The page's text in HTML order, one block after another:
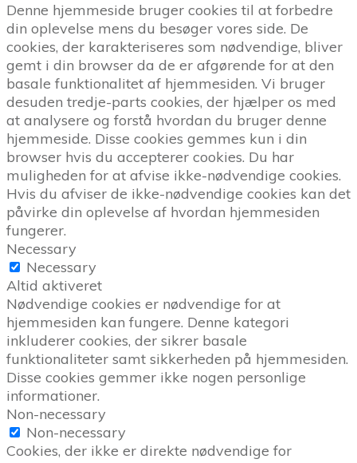
Denne hjemmeside bruger cookies til at forbedre
din oplevelse mens du besøger vores side. De
cookies, der karakteriseres som nødvendige, bliver
gemt i din browser da de er afgørende for at den
basale funktionalitet af hjemmesiden. Vi bruger
desuden tredje-parts cookies, der hjælper os med
at analysere og forstå hvordan du bruger denne
hjemmeside. Disse cookies gemmes kun i din
browser hvis du accepterer cookies. Du har
muligheden for at afvise ikke-nødvendige cookies.
Hvis du afviser de ikke-nødvendige cookies kan det
påvirke din oplevelse af hvordan hjemmesiden
fungerer.
Necessary
Necessary
Altid aktiveret
Nødvendige cookies er nødvendige for at
hjemmesiden kan fungere. Denne kategori
inkluderer cookies, der sikrer basale
funktionaliteter samt sikkerheden på hjemmesiden.
Disse cookies gemmer ikke nogen personlige
informationer.
Non-necessary
Non-necessary
Cookies, der ikke er direkte nødvendige for